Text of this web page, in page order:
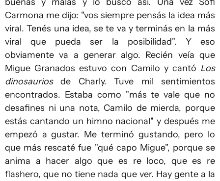
Carmona me dijo: "vos siempre pensás la idea más
viral. Tenés una idea, se te va y terminás en la más
viral que pueda ser la posibilidad". Y eso
obviamente va a generar algo. Recién veía que
Migue Granados estuvo con Camilo y cantó Los
dinosauriosde Charly. Tuve mil sentimientos
encontrados. Estaba como "más te vale que no
desafines ni una nota, Camilo de mierda, porque
estás cantando un himno nacional" y después me
empezó a gustar. Me terminó gustando, pero lo
que más rescaté fue "qué capo Migue", porque se
anima a hacer algo que es re loco, que es re
flashero, que no tiene nada que ver. Hay gente a la